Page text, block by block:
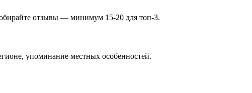
отзывы — минимум 15-20 для топ-3.
упоминание местных особенностей.